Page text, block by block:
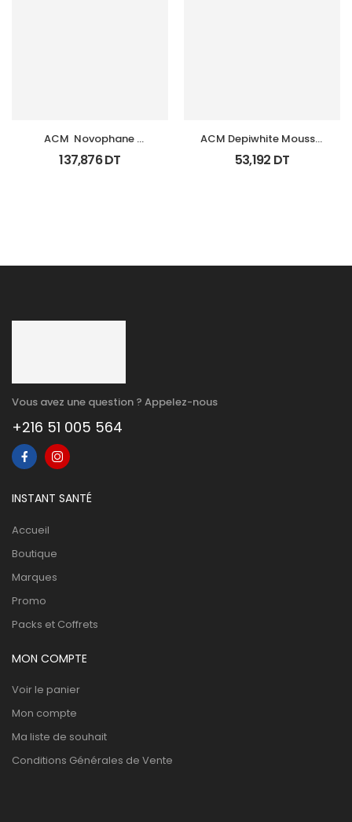
ACM  Novophane
Coffret Anti Chute
(Lotion+Shp+Cp)
137,876DT
ACM Depiwhite Mousse
Nettoyante Eclairciss
200Ml
53,192 DT
Vous avez une question ? Appelez-nous
+216 51 005 564
INSTANT SANTÉ
Accueil
Boutique
Marques
Promo
Packs et Coffrets
MON COMPTE
Voir le panier
Mon compte
Ma liste de souhait
Conditions Générales de Vente